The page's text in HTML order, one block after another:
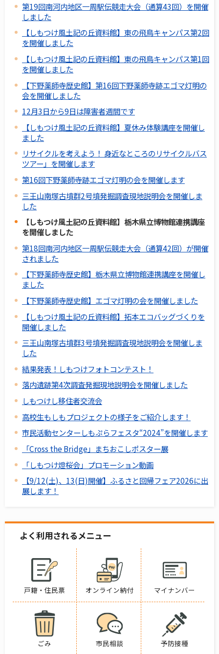
第19回南河内地区一周駅伝競走大会（通算43回）を開催
しました
【しもつけ風土記の丘資料館】東の飛鳥キャンパス第2回
を開催しました
【しもつけ風土記の丘資料館】東の飛鳥キャンパス第1回
を開催しました
【下野薬師寺歴史館】第16回下野薬師寺跡エゴマ灯明の
会を開催しました
12月3日から9日は障害者週間です
【しもつけ風土記の丘資料館】夏休み体験講座を開催し
ました
リサイクルを考えよう！ 身近なところのリサイクルバス
ツアー」を開催します
第16回下野薬師寺跡エゴマ灯明の会を開催します
三王山南塚古墳群2号墳発掘調査現地説明会を開催しま
した
【しもつけ風土記の丘資料館】栃木県立博物館連携講座
を開催しました
第18回南河内地区一周駅伝競走大会（通算42回）が開催
されました
【下野薬師寺歴史館】栃木県立博物館連携講座を開催し
ました
【下野薬師寺歴史館】エゴマ灯明の会を開催しました
【しもつけ風土記の丘資料館】拓本エコバッグづくりを
開催しました
三王山南塚古墳群3号墳発掘調査現地説明会を開催しま
した
結果発表！しもつけフォトコンテスト！
落内遺跡第4次調査発掘現地説明会を開催しました
しもつけし移住者交流会
高校生もしもプロジェクトの様子をご紹介します！
市民活動センターしもぷらフェスタ“2024”を開催します
「Cross the Bridge」まちおこしポスター展
「しもつけ燈桜会」プロモーション動画
【9/12(土)、13(日)開催】ふるさと回帰フェア2026に出
展します！
よく利用されるメニュー
戸籍・住民票 オンライン納付 マイナンバー
ごみ 市民相談 予防接種